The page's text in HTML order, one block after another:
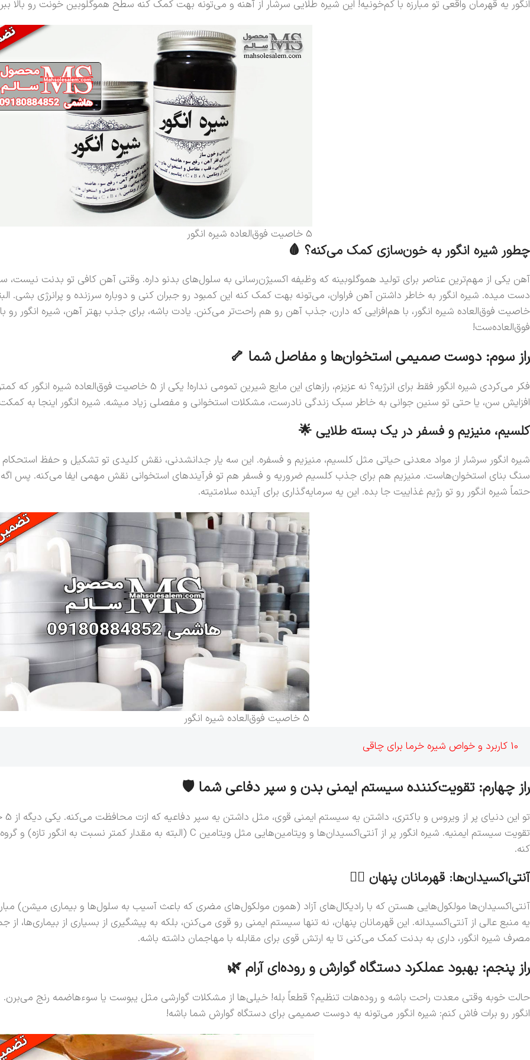
انگور یه قهرمان واقعی تو مبارزه با کم‌خونیه! این شیره طلایی سرشار از آهنه و می‌تونه بهت کمک کنه سطح هموگلوبین خونت رو بالا
5 خاصیت فوق‌العاده شیره انگور
چطور شیره انگور به خون‌سازی کمک می‌کنه؟ 🩸
آهن یکی از مهم‌ترین عناصر برای تولید هموگلوبینه که وظیفه اکسیژن‌رسانی به سلول‌های بدنو داره. وقتی آهن کافی تو
فوق‌العاده‌ست!
راز سوم: دوست صمیمی استخوان‌ها و مفاصل شما 🦴
فکر می‌کردی شیره انگور فقط برای انرژیه؟ نه عزیزم، رازهای این
افزایش سن، یا حتی تو سنین جوانی به خاطر سبک زندگی نادرست، مشکلات استخوانی و مفصلی زیاد میشه. شیره انگور اینجا به
کلسیم، منیزیم و فسفر در یک بسته طلایی 🌟
شیره انگور سرشار از مواد معدنی حیاتی مثل کلسیم، منیزیم و فسفره. این سه یار جدانشدنی، نقش کلیدی تو تشکیل و حفظ استحکام
سنگ بنای استخوان‌هاست. منیزیم هم برای جذب کلسیم ضروریه و فسفر هم تو فرآیندهای استخوانی نقش مهمی ایفا می‌کنه. پس
حتماً شیره انگور رو تو رژیم غذاییت جا بده. این یه سرمایه‌گذاری برای آینده سلامتیته.
5 خاصیت فوق‌العاده شیره انگور
10 کاربرد و خواص شیره خرما برای چاقی
راز چهارم: تقویت‌کننده سیستم ایمنی بدن و سپر دفاعی شما 🛡️
کنه.
آنتی‌اکسیدان‌ها: قهرمانان پنهان 🦸‍♀️
آنتی‌اکسیدان‌ها مولکول‌هایی هستن که با رادیکال‌های آزاد (همون مولکول‌های مضری که باعث آسیب به سلول‌ها و بیماری میشن)
یه منبع عالی از آنتی‌اکسیدانه. این قهرمانان پنهان، نه تنها سیستم ایمنی رو قوی می‌کنن، بلکه به پیشگیری از بسیاری از
مصرف شیره انگور، داری به بدنت کمک می‌کنی تا یه ارتش قوی برای مقابله با مهاجمان داشته باشه.
راز پنجم: بهبود عملکرد دستگاه گوارش و روده‌ای آرام 🌿
انگور رو برات فاش کنم: شیره انگور می‌تونه یه دوست صمیمی برای دستگاه گوارش شما باشه!